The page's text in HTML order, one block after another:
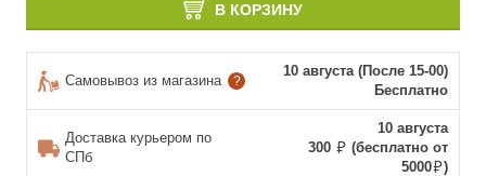
В КОРЗИНУ
Самовывоз из магазина ?
10 августа (После 15-00)
Бесплатно
Доставка курьером по
СПб
10 августа
300
(бесплатно от
5000
)